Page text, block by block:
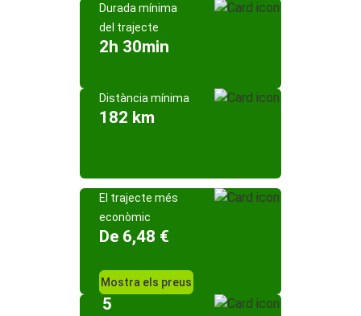
Durada mínima
del trajecte
2h 30min
Distància mínima
182 km
El trajecte més
econòmic
De 6,48 €
Mostra els preus
5